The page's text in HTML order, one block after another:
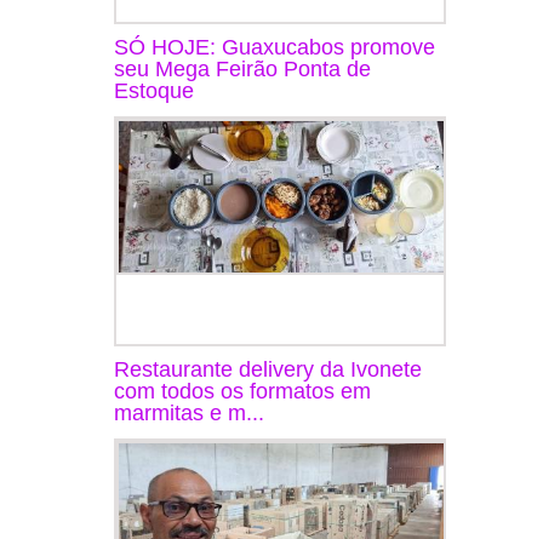
SÓ HOJE: Guaxucabos promove
seu Mega Feirão Ponta de
Estoque
Restaurante delivery da Ivonete
com todos os formatos em
marmitas e m...